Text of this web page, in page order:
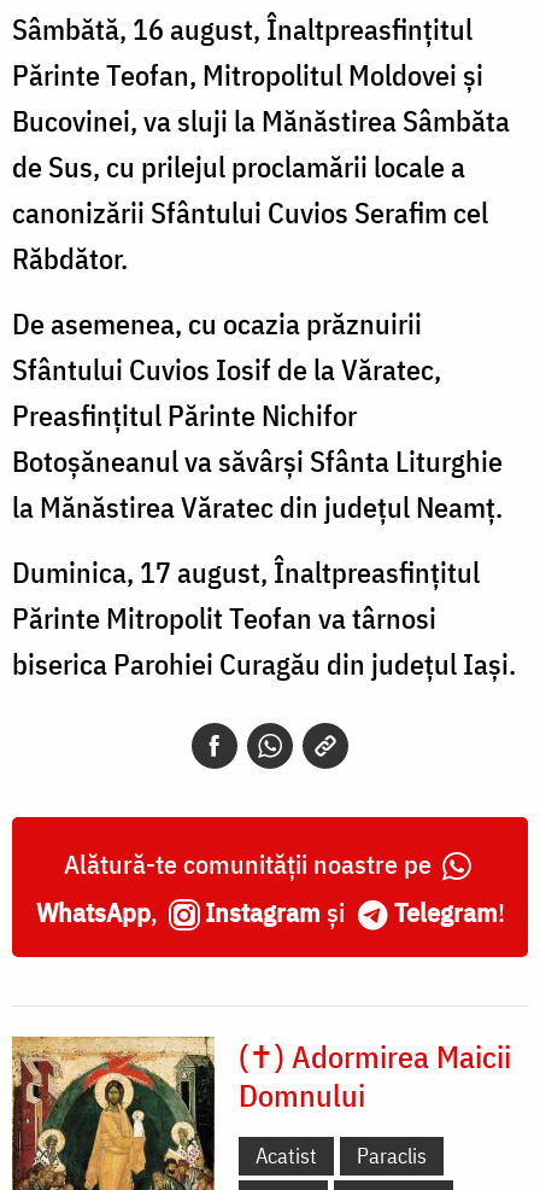
Sâmbătă, 16 august, Înaltpreasfințitul
Părinte Teofan, Mitropolitul Moldovei și
Bucovinei, va sluji la Mănăstirea Sâmbăta
de Sus, cu prilejul proclamării locale a
canonizării Sfântului Cuvios Serafim cel
Răbdător.
De asemenea, cu ocazia prăznuirii
Sfântului Cuvios Iosif de la Văratec,
Preasfinţitul Părinte Nichifor
Botoşăneanul va săvârși Sfânta Liturghie
la Mănăstirea Văratec din județul Neamț.
Duminica, 17 august, Înaltpreasfințitul
Părinte Mitropolit Teofan va târnosi
biserica Parohiei Curagău din județul Iași.
Alătură-te comunității noastre pe
WhatsApp, Instagram și Telegram!
(✝) Adormirea Maicii
Domnului
Acatist
Paraclis